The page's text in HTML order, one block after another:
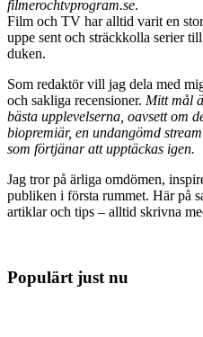
filmerochtvprogram.se.
Film och TV har alltid varit en
uppe sent och sträckkolla serier
duken.
Som redaktör vill jag dela med
och sakliga recensioner. Mitt mål
bästa upplevelserna, oavsett om
biopremiär, en undangömd
som förtjänar att upptäckas igen.
Jag tror på ärliga omdömen,
publiken i första rummet. Här på
artiklar och tips – alltid skrivna
Populärt just nu